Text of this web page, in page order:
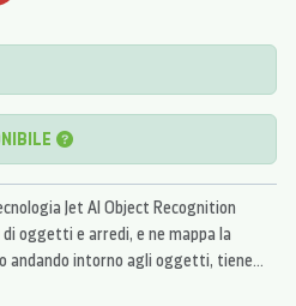
Jet AI Object Recognition
oggetti e arredi, e ne mappa la
andando intorno agli oggetti, tiene
fragili ed evita i pericoli.